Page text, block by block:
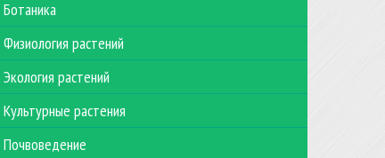
Ботаника
Физиология растений
Экология растений
Культурные растения
Почвоведение